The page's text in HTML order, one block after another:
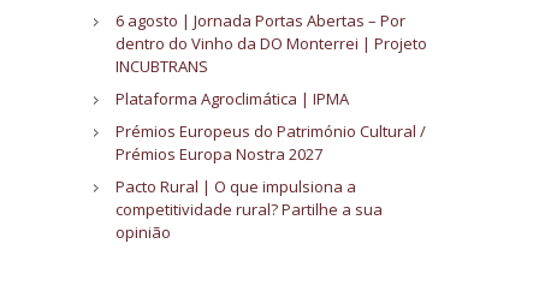
6 agosto | Jornada Portas Abertas – Por
dentro do Vinho da DO Monterrei | Projeto
INCUBTRANS
Plataforma Agroclimática | IPMA
Prémios Europeus do Património Cultural /
Prémios Europa Nostra 2027
Pacto Rural | O que impulsiona a
competitividade rural? Partilhe a sua
opinião